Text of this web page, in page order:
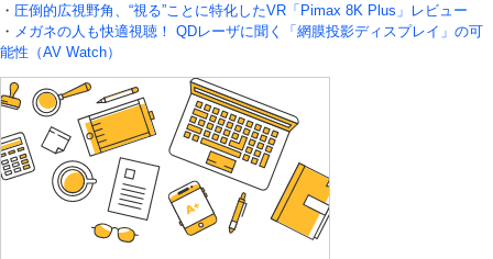
・ 圧倒的広視野角、“視る”ことに特化したVR「Pimax 8K Plus」レビュー
・ メガネの人も快適視聴！ QDレーザに聞く「網膜投影ディスプレイ」の可
能性（AV Watch）